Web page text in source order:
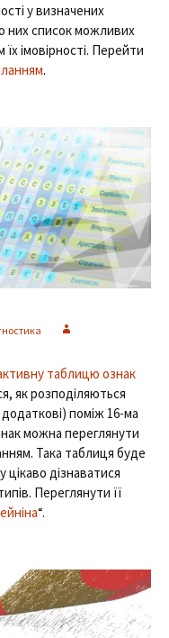
у визначених
них список можливих
імовірності. Перейти
.
таблицю ознак
як розподіляються
додаткові) поміж 16-ма
можна переглянути
Така таблиця буде
дізнаватися
Переглянути її
“.